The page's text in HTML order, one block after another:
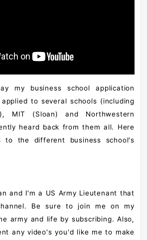
my business school application
to several schools (including
MIT (Sloan) and Northwestern
heard back from them all. Here
to the different business school's
and I'm a US Army Lieutenant that
Be sure to join me on my
army and life by subscribing. Also,
any video's you'd like me to make